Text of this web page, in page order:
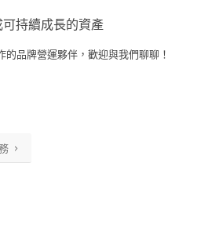
持續成長的資產
的品牌營運夥伴，歡迎與我們聊聊！